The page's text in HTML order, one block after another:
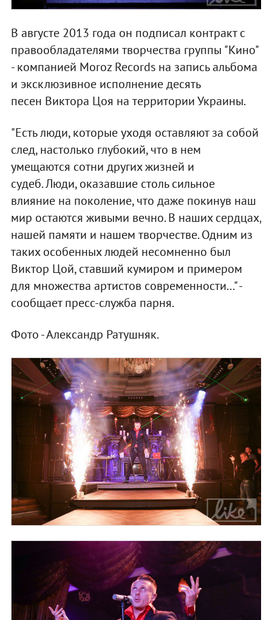
В августе 2013 года он подписал контракт с
правообладателями творчества группы "Кино"
- компанией Moroz Records на запись альбома
и эксклюзивное исполнение десять
песен Виктора Цоя на территории Украины.
"Есть люди, которые уходя оставляют за собой
след, настолько глубокий, что в нем
умещаются сотни других жизней и
судеб. Люди, оказавшие столь сильное
влияние на поколение, что даже покинув наш
мир остаются живыми вечно. В наших сердцах,
нашей памяти и нашем творчестве. Одним из
таких особенных людей несомненно был
Виктор Цой, ставший кумиром и примером
для множества артистов современности..." -
сообщает пресс-служба парня.
Фото - Александр Ратушняк.